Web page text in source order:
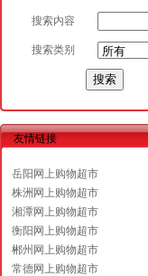
搜索内容
搜索类别
友情链接
岳阳网上购物超市
株洲网上购物超市
湘潭网上购物超市
衡阳网上购物超市
郴州网上购物超市
常德网上购物超市